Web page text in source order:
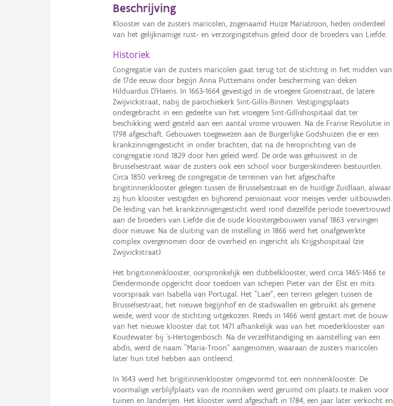
Beschrijving
Klooster van de zusters maricolen, zogenaamd Huize Mariatroon, heden onderdeel
van het gelijknamige rust- en verzorgingstehuis geleid door de broeders van Liefde.
Historiek
Congregatie van de zusters maricolen gaat terug tot de stichting in het midden van
de 17de eeuw door begijn Anna Puttemans onder bescherming van deken
Hilduardus D’Haens. In 1663-1664 gevestigd in de vroegere Groenstraat, de latere
Zwijvickstraat, nabij de parochiekerk Sint-Gillis-Binnen. Vestigingsplaats
ondergebracht in een gedeelte van het vroegere Sint-Gillishospitaal dat ter
beschikking werd gesteld aan een aantal vrome vrouwen. Na de Franse Revolutie in
1798 afgeschaft. Gebouwen toegewezen aan de Burgerlijke Godshuizen die er een
krankzinnigengesticht in onder brachten, dat na de heroprichting van de
congregatie rond 1829 door hen geleid werd. De orde was gehuisvest in de
Brusselsestraat waar de zusters ook een school voor burgerskinderen bestuurden.
Circa 1850 verkreeg de congregatie de terreinen van het afgeschafte
brigitinnenklooster gelegen tussen de Brusselsestraat en de huidige Zuidlaan, alwaar
zij hun klooster vestigden en bijhorend pensionaat voor meisjes verder uitbouwden.
De leiding van het krankzinnigengesticht werd rond diezelfde periode toevertrouwd
aan de broeders van Liefde die de oude kloostergebouwen vanaf 1863 vervingen
door nieuwe. Na de sluiting van de instelling in 1866 werd het onafgewerkte
complex overgenomen door de overheid en ingericht als Krijgshospitaal (zie
Zwijvickstraat).
Het brigitinnenklooster, oorspronkelijk een dubbelklooster, werd circa 1465-1466 te
Dendermonde opgericht door toedoen van schepen Pieter van der Elst en mits
voorspraak van Isabella van Portugal. Het "Laer", een terrein gelegen tussen de
Brusselsestraat, het nieuwe begijnhof en de stadswallen en gebruikt als gemene
weide, werd voor de stichting uitgekozen. Reeds in 1466 werd gestart met de bouw
van het nieuwe klooster dat tot 1471 afhankelijk was van het moederklooster van
Koudewater bij ’s-Hertogenbosch. Na de verzelfstandiging en aanstelling van een
abdis, werd de naam "Maria-Troon" aangenomen, waaraan de zusters maricolen
later hun titel hebben aan ontleend.
In 1643 werd het brigitinnenklooster omgevormd tot een nonnenklooster. De
voormalige verblijfplaats van de monniken werd geruimd om plaats te maken voor
tuinen en landerijen. Het klooster werd afgeschaft in 1784, een jaar later verkocht en